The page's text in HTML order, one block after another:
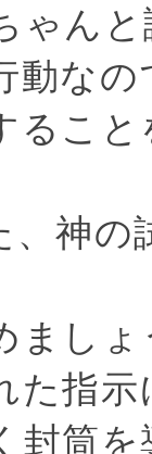
ゃん
動な
るこ
、神の
まし
た指
封筒